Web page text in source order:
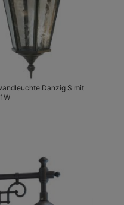
Danzig S mit